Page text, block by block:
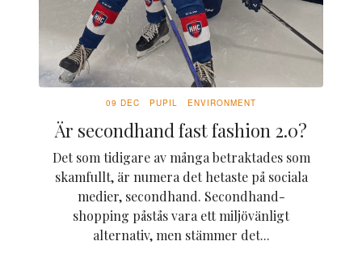
09 DEC PUPIL ENVIRONMENT
Är secondhand fast fashion 2.0?
Det som tidigare av många betraktades som
skamfullt, är numera det hetaste på sociala
medier, secondhand. Secondhand-
shopping påstås vara ett miljövänligt
alternativ, men stämmer det...